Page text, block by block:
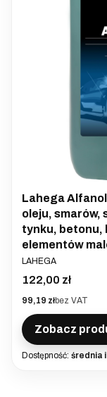
Lahega Alfanol
oleju, smarów,
tynku, betonu,
elementów
PRODUCENT
LAHEGA
Cena
122,00 zł
Cena
99,19 złbez VAT
Zobacz
Dostępność: średnia